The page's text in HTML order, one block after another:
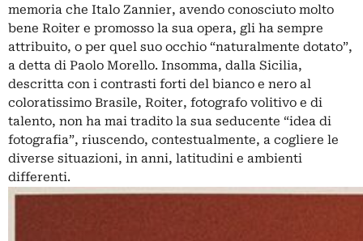
memoria che Italo Zannier, avendo conosciuto molto
bene Roiter e promosso la sua opera, gli ha sempre
attribuito, o per quel suo occhio “naturalmente dotato”,
a detta di Paolo Morello. Insomma, dalla Sicilia,
descritta con i contrasti forti del bianco e nero al
coloratissimo Brasile, Roiter, fotografo volitivo e di
talento, non ha mai tradito la sua seducente “idea di
fotografia”, riuscendo, contestualmente, a cogliere le
diverse situazioni, in anni, latitudini e ambienti
differenti.